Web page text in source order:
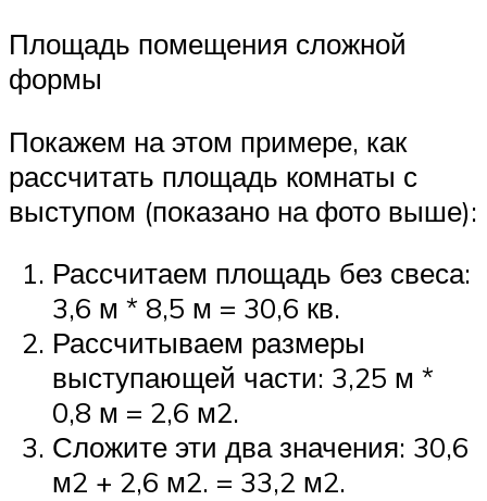
Площадь помещения сложной
формы
Покажем на этом примере, как
рассчитать площадь комнаты с
выступом (показано на фото выше):
Рассчитаем площадь без свеса:
3,6 м * 8,5 м = 30,6 кв.
Рассчитываем размеры
выступающей части: 3,25 м *
0,8 м = 2,6 м2.
Сложите эти два значения: 30,6
м2 + 2,6 м2. = 33,2 м2.